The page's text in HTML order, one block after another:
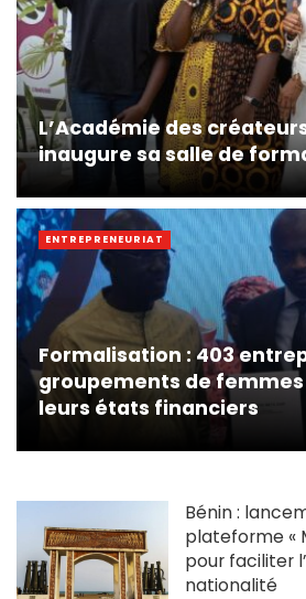
L’Académie des
inaugure sa salle de
Formalisation : 403
groupements de
leurs états financiers
ENTREPRENEURIAT
Bénin :
plateforme «
pour faciliter
nationalité